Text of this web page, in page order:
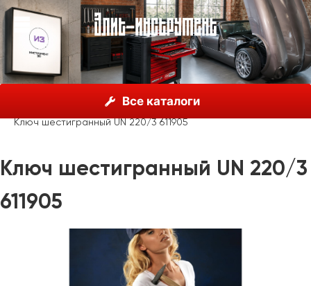
Все каталоги
Unior, Словения
Ключи шестигранные
Ключ шестигранный UN 220/3 611905
Ключ шестигранный UN 220/3
611905